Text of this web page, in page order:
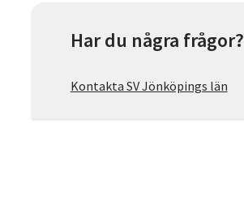
Har du några frågor?
Kontakta SV Jönköpings län